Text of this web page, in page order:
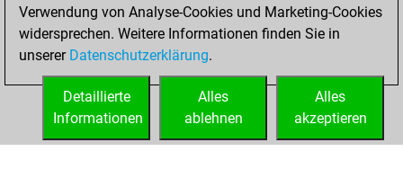
You played 1
slow games
Play
You scored +0
=0 -1 in slow games
Verwendung von Analyse-Cookies und Marketing-Cookies
widersprechen. Weitere Informationen finden Sie in
unserer Datenschutzerklärung.
Alles
akzeptieren
Alles
ablehnen
Detaillierte
Informationen